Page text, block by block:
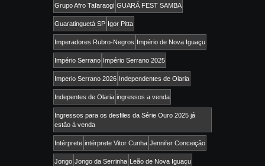
Grupo Afro Tafaraogi GUARÁ FEST SAMBA
Guaratinguetá SP Igor Pitta
Imperadores Rubro-Negros Império de Nova Iguaçu
Império Serrano Império Serrano 2025
Imperio Serrano 2026 Independentes de Olaria
Indepentes de Olaria ingressos a venda
Ingressos para os desfiles da Série Ouro 2025 já
estão à venda
Intérprete intérprete Vitor Cunha Jennifer Conceição
Jongo Jongo da Serrinha Leão de Nova Iguaçu